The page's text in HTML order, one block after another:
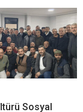
Sosyal